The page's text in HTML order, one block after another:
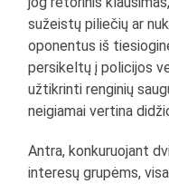
sužeistų piliečių ar
oponentus iš
persikeltų į policijos
užtikrinti renginių
neigiamai vertina
Antra, konkuruojant
interesų grupėms,